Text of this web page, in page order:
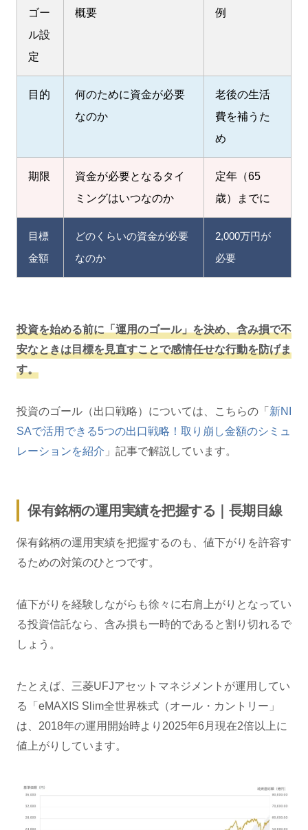
ゴー
ル設
定
概要 例
目的
何のために資金が必要
なのか
老後の生活
費を補うた
め
期限
資金が必要となるタイ
ミングはいつなのか
定年（65
歳）までに
目標
金額
どのくらいの資金が必要
なのか
2,000万円が
必要
投資を始める前に「運用のゴール」を決め、含み損で不
安なときは目標を見直すことで感情任せな行動を防げま
す。
投資のゴール（出口戦略）については、こちらの「 新NI
SAで活用できる5つの出口戦略！取り崩し金額のシミュ
レーションを紹介 」記事で解説しています。
保有銘柄の運用実績を把握する｜長期目線
保有銘柄の運用実績を把握するのも、値下がりを許容す
るための対策のひとつです。
値下がりを経験しながらも徐々に右肩上がりとなってい
る投資信託なら、含み損も一時的であると割り切れるで
しょう。
たとえば、三菱UFJアセットマネジメントが運用してい
る「eMAXIS Slim全世界株式（オール・カントリー」
は、2018年の運用開始時より2025年6月現在2倍以上に
値上がりしています。